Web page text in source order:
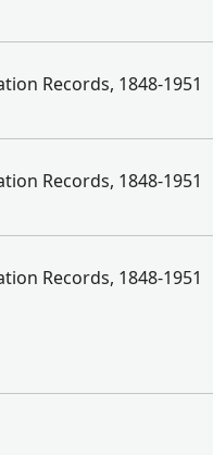
Records, 1848-1951
Records, 1848-1951
Records, 1848-1951